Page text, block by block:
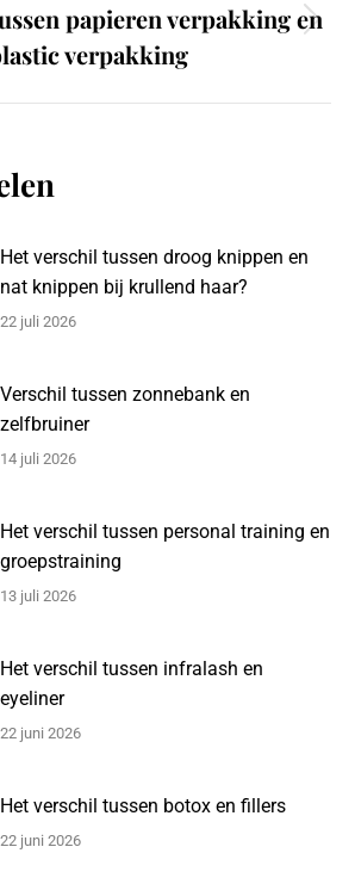
Next
post:
papieren verpakking en
verpakking
Het verschil tussen droog knippen en
nat knippen bij krullend haar?
22 juli 2026
Verschil tussen zonnebank en
zelfbruiner
14 juli 2026
Het verschil tussen personal training en
groepstraining
13 juli 2026
Het verschil tussen infralash en
eyeliner
22 juni 2026
Het verschil tussen botox en fillers
22 juni 2026